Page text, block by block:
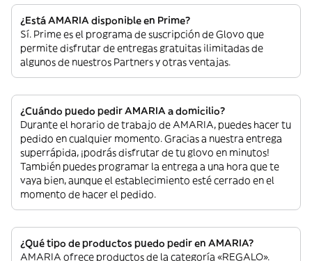
¿Está AMARIA disponible en Prime?
Sí. Prime es el programa de suscripción de Glovo que
permite disfrutar de entregas gratuitas ilimitadas de
algunos de nuestros Partners y otras ventajas.
¿Cuándo puedo pedir AMARIA a domicilio?
Durante el horario de trabajo de AMARIA, puedes hacer tu
pedido en cualquier momento. Gracias a nuestra entrega
superrápida, ¡podrás disfrutar de tu glovo en minutos!
También puedes programar la entrega a una hora que te
vaya bien, aunque el establecimiento esté cerrado en el
momento de hacer el pedido.
¿Qué tipo de productos puedo pedir en AMARIA?
AMARIA ofrece productos de la categoría «REGALO».